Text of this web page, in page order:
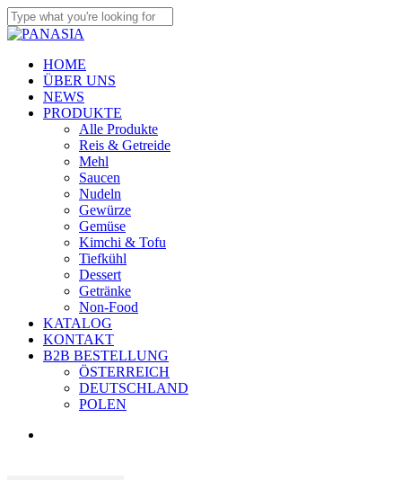
Skip
to
content
Close
search
Menu
HOME
ÜBER UNS
NEWS
PRODUKTE
Alle Produkte
Reis & Getreide
Mehl
Saucen
Nudeln
Gewürze
Gemüse
Kimchi & Tofu
Tiefkühl
Dessert
Getränke
Non-Food
KATALOG
KONTAKT
B2B BESTELLUNG
ÖSTERREICH
DEUTSCHLAND
POLEN